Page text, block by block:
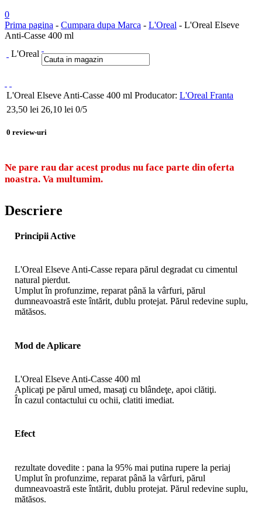
0
Prima pagina - Cumpara dupa Marca - L'Oreal - L'Oreal Elseve
Anti-Casse 400 ml
L'Oreal
L'Oreal Elseve Anti-Casse 400 ml Producator: L'Oreal Franta
23,50 lei 26,10 lei 0/5
0 review-uri
Ne pare rau dar acest produs nu face parte din oferta
noastra. Va multumim.
Descriere
Principii Active
L'Oreal Elseve Anti-Casse repara părul degradat cu cimentul
natural pierdut.
Umplut în profunzime, reparat până la vârfuri, părul
dumneavoastră este întărit, dublu protejat. Părul redevine suplu,
mătăsos.
Mod de Aplicare
L'Oreal Elseve Anti-Casse 400 ml
Aplicaţi pe părul umed, masaţi cu blândeţe, apoi clătiţi.
În cazul contactului cu ochii, clatiti imediat.
Efect
rezultate dovedite : pana la 95% mai putina rupere la periaj
Umplut în profunzime, reparat până la vârfuri, părul
dumneavoastră este întărit, dublu protejat. Părul redevine suplu,
mătăsos.